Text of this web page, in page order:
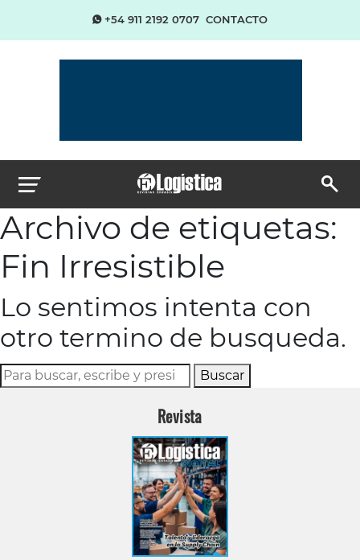
+54 911 2192 0707 CONTACTO
Archivo de etiquetas:
Fin Irresistible
Lo sentimos intenta con
otro termino de busqueda.
Buscar
Revista